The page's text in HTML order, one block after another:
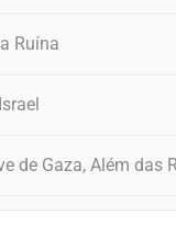
Ruína
de Gaza, Além das